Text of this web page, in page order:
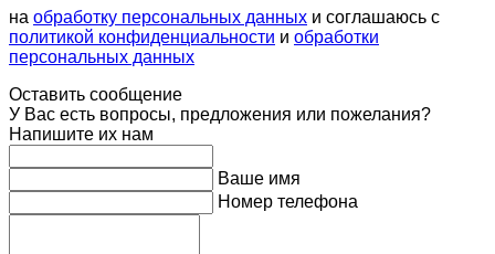
на обработку персональных данных и соглашаюсь с
политикой конфиденциальности и обработки
персональных данных
Оставить сообщение
У Вас есть вопросы, предложения или пожелания?
Напишите их нам
Ваше имя
Номер телефона